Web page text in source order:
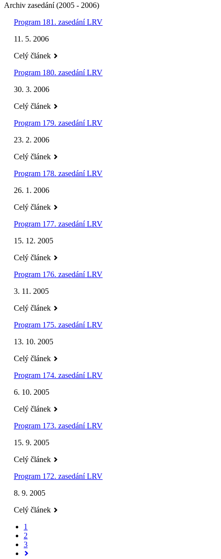
Archiv zasedání (2005 - 2006)
Program 181. zasedání LRV
11. 5. 2006
Celý článek
Program 180. zasedání LRV
30. 3. 2006
Celý článek
Program 179. zasedání LRV
23. 2. 2006
Celý článek
Program 178. zasedání LRV
26. 1. 2006
Celý článek
Program 177. zasedání LRV
15. 12. 2005
Celý článek
Program 176. zasedání LRV
3. 11. 2005
Celý článek
Program 175. zasedání LRV
13. 10. 2005
Celý článek
Program 174. zasedání LRV
6. 10. 2005
Celý článek
Program 173. zasedání LRV
15. 9. 2005
Celý článek
Program 172. zasedání LRV
8. 9. 2005
Celý článek
1
2
3